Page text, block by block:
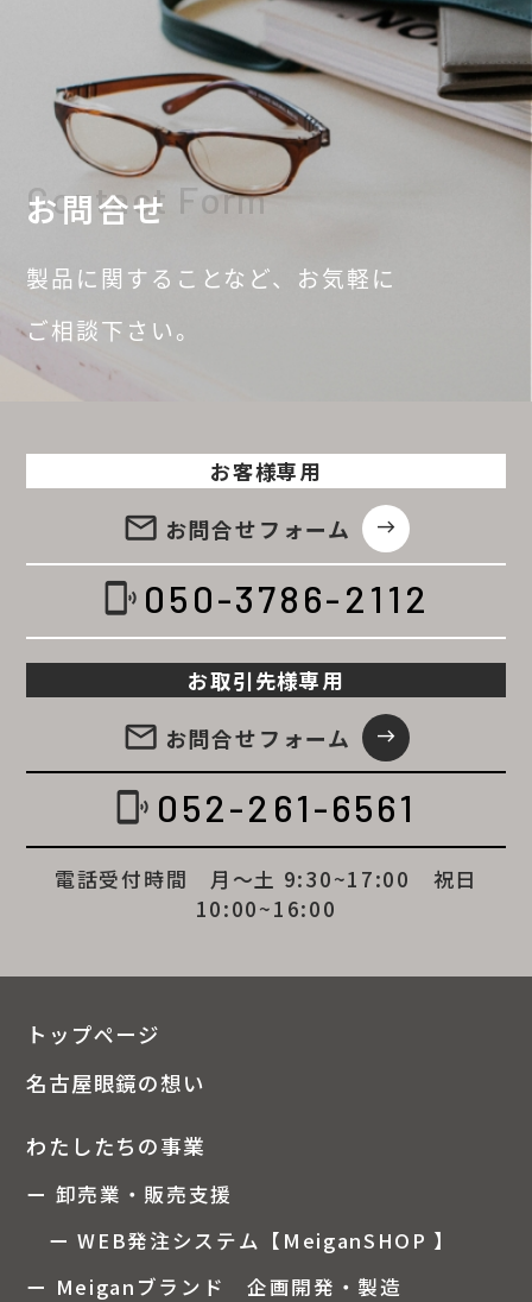
お問合せ
Contact Form
製品に関することなど、 お気軽に
ご相談下さい。
お客様専用
email お問合せフォーム east
phonelink_ring 050-3786-2112
お取引先様専用
email お問合せフォーム east
phonelink_ring 052-261-6561
電話受付時間 月～土 9:30~17:00 祝日
10:00~16:00
トップページ
名古屋眼鏡の想い
わたしたちの事業
ー 卸売業・販売支援
ー WEB発注システム【MeiganSHOP 】
ー Meiganブランド 企画開発・製造